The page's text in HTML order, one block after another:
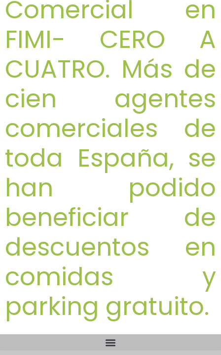
Comercial en
FIMI- CERO A
CUATRO. Más de
cien agentes
comerciales de
toda España, se
han podido
beneficiar de
descuentos en
comidas y
parking gratuito.